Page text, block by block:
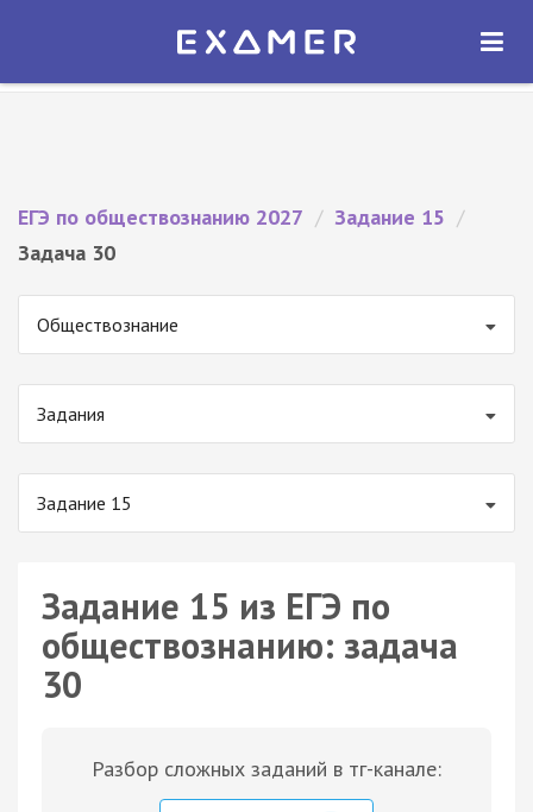
Экзамер — ЕГЭ 2027
ОТКРЫТЬ
ЕГЭ по обществознанию 2027 / Задание 15 /
Задача 30
Обществознание
Задания
Задание 15
Задание 15 из ЕГЭ по
обществознанию: задача
30
Разбор сложных заданий в тг-канале: